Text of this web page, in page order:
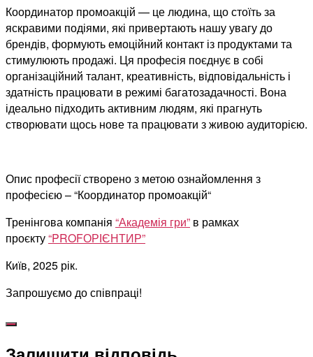
Координатор промоакцій — це людина, що стоїть за
яскравими подіями, які привертають нашу увагу до
брендів, формують емоційний контакт із продуктами та
стимулюють продажі. Ця професія поєднує в собі
організаційний талант, креативність, відповідальність і
здатність працювати в режимі багатозадачності. Вона
ідеально підходить активним людям, які прагнуть
створювати щось нове та працювати з живою аудиторією.
Опис професії створено з метою ознайомлення з
професією – “Координатор промоакцій“
Тренінгова компанія “Академія гри” в рамках
проєкту“PROFОРІЄНТИР”
Київ, 2025 рік.
Запрошуємо до співпраці!